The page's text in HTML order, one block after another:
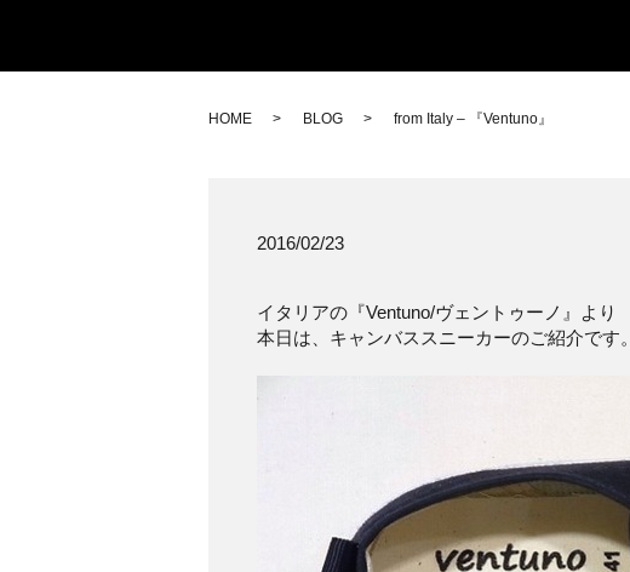
HOME BLOG from Italy – 『Ventuno』
2016/02/23
イタリアの『Ventuno/ヴェントゥーノ』より
本日は、キャンバススニーカーのご紹介です。